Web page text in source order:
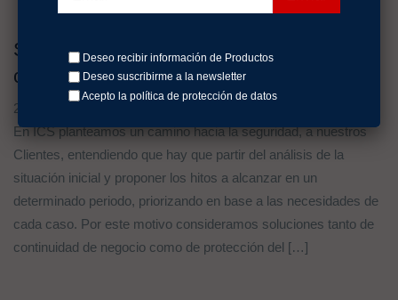
Seguridad Informática de la mano de ICS
con ICS MAD
28 marzo, 2019
En ICS planteamos un camino hacia la seguridad, a nuestros
Clientes, entendiendo que hay que partir del análisis de la
situación inicial y proponer los hitos a alcanzar en un
determinado periodo, priorizando en base a las necesidades de
cada caso. Por este motivo consideramos soluciones tanto de
continuidad de negocio como de protección del […]
Deseo recibir información de Productos
Deseo suscribirme a la newsletter
Acepto la política de protección de datos